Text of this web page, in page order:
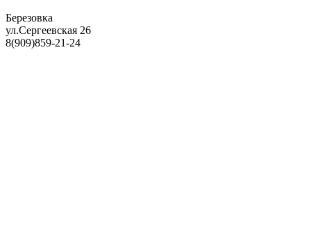
Березовка
ул.Сергеевская 26
8(909)859-21-24